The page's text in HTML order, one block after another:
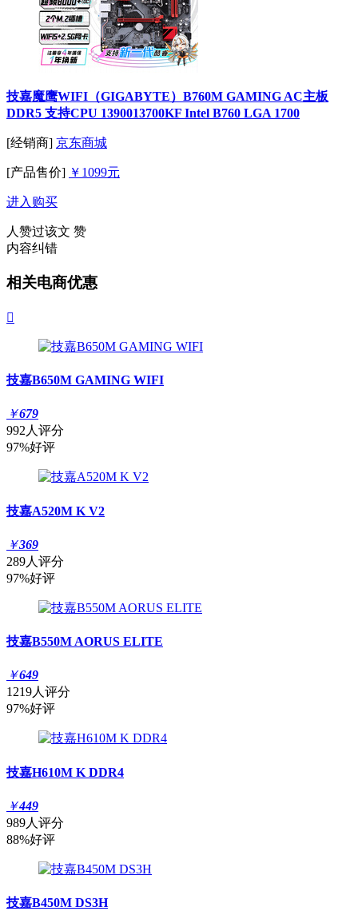
技嘉魔鹰WIFI（GIGABYTE）B760M GAMING AC主板
DDR5 支持CPU 1390013700KF Intel B760 LGA 1700
[经销商] 京东商城
[产品售价] ￥1099元
进入购买
人赞过该文 赞
内容纠错
相关电商优惠

技嘉B650M GAMING WIFI
￥679
992人评分
97%好评
技嘉A520M K V2
￥369
289人评分
97%好评
技嘉B550M AORUS ELITE
￥649
1219人评分
97%好评
技嘉H610M K DDR4
￥449
989人评分
88%好评
技嘉B450M DS3H